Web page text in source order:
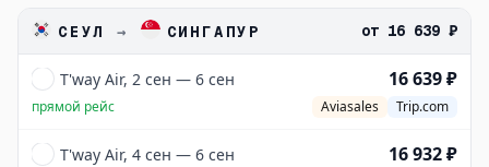
СЕУЛ → СИНГАПУР от 16 639 ₽
T'way Air, 2 сен — 6 сен 16 639 ₽
прямой рейс Aviasales Trip.com
T'way Air, 4 сен — 6 сен 16 932 ₽